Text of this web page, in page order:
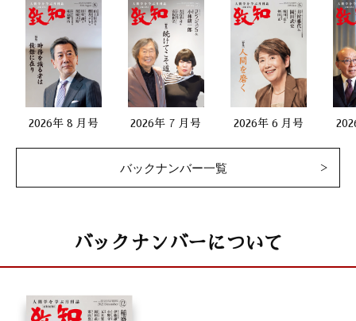
2026年 8 月号 2026年 7 月号 2026年 6 月号
バックナンバー一覧
バックナンバーについて